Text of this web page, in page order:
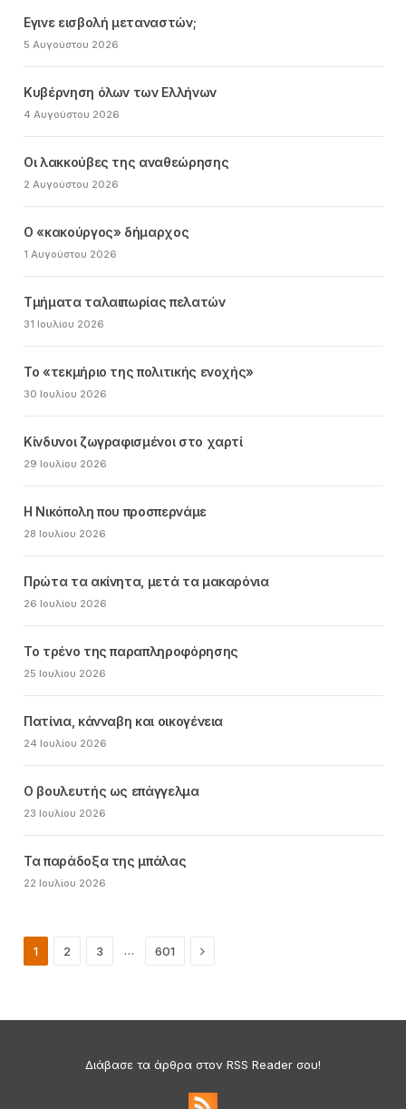
Εγινε εισβολή μεταναστών;
5 Αυγούστου 2026
Κυβέρνηση όλων των Ελλήνων
4 Αυγούστου 2026
Οι λακκούβες της αναθεώρησης
2 Αυγούστου 2026
Ο «κακούργος» δήμαρχος
1 Αυγούστου 2026
Τμήματα ταλαιπωρίας πελατών
31 Ιουλίου 2026
Το «τεκμήριο της πολιτικής ενοχής»
30 Ιουλίου 2026
Κίνδυνοι ζωγραφισμένοι στο χαρτί
29 Ιουλίου 2026
Η Νικόπολη που προσπερνάμε
28 Ιουλίου 2026
Πρώτα τα ακίνητα, μετά τα μακαρόνια
26 Ιουλίου 2026
Το τρένο της παραπληροφόρησης
25 Ιουλίου 2026
Πατίνια, κάνναβη και οικογένεια
24 Ιουλίου 2026
Ο βουλευτής ως επάγγελμα
23 Ιουλίου 2026
Τα παράδοξα της μπάλας
22 Ιουλίου 2026
1 2 3 … 601 Next
Διάβασε τα άρθρα στον RSS Reader σου!